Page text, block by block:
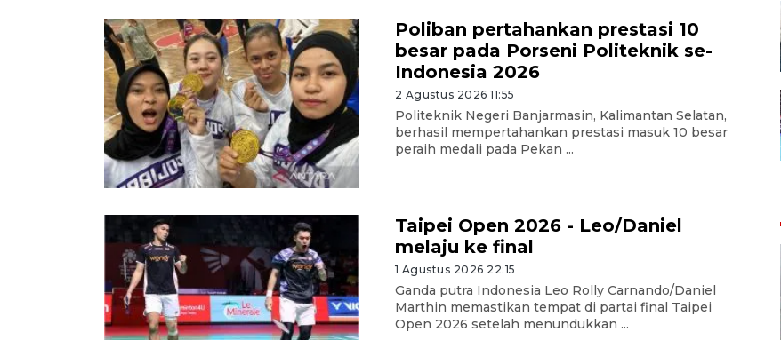
Poliban pertahankan prestasi 10
besar pada Porseni Politeknik se-
Indonesia 2026
2 Agustus 2026 11:55
Politeknik Negeri Banjarmasin, Kalimantan Selatan,
berhasil mempertahankan prestasi masuk 10 besar
peraih medali pada Pekan ...
Taipei Open 2026 - Leo/Daniel
melaju ke final
1 Agustus 2026 22:15
Ganda putra Indonesia Leo Rolly Carnando/Daniel
Marthin memastikan tempat di partai final Taipei
Open 2026 setelah menundukkan ...